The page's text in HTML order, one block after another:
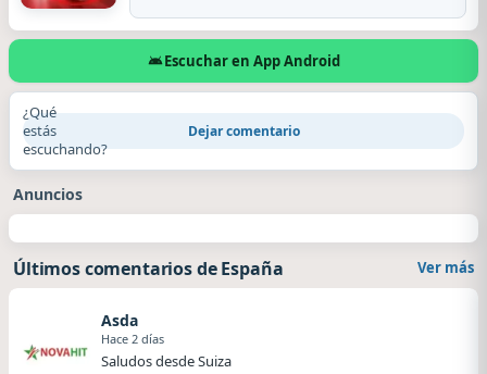
Escuchar en App Android
¿Qué
estás
escuchando?
Dejar comentario
Anuncios
Últimos comentarios de España Ver más
Asda
Hace 2 días
Saludos desde Suiza